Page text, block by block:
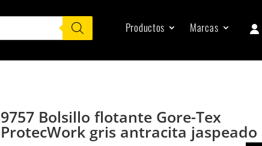
Productos Marcas
9757 Bolsillo flotante Gore-Tex
ProtecWork gris antracita jaspeado